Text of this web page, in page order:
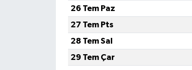
26 Tem Paz
27 Tem Pts
28 Tem Sal
29 Tem Çar